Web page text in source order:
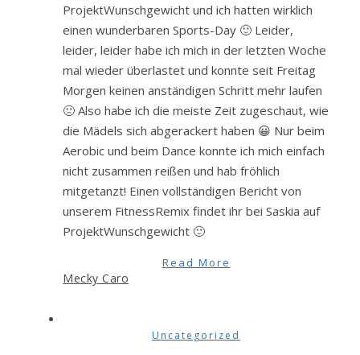
ProjektWunschgewicht und ich hatten wirklich
einen wunderbaren Sports-Day 🙂 Leider,
leider, leider habe ich mich in der letzten Woche
mal wieder überlastet und konnte seit Freitag
Morgen keinen anständigen Schritt mehr laufen
🙁 Also habe ich die meiste Zeit zugeschaut, wie
die Mädels sich abgerackert haben 😀 Nur beim
Aerobic und beim Dance konnte ich mich einfach
nicht zusammen reißen und hab fröhlich
mitgetanzt! Einen vollständigen Bericht von
unserem FitnessRemix findet ihr bei Saskia auf
ProjektWunschgewicht 🙂
Read More
Mecky Caro
Uncategorized